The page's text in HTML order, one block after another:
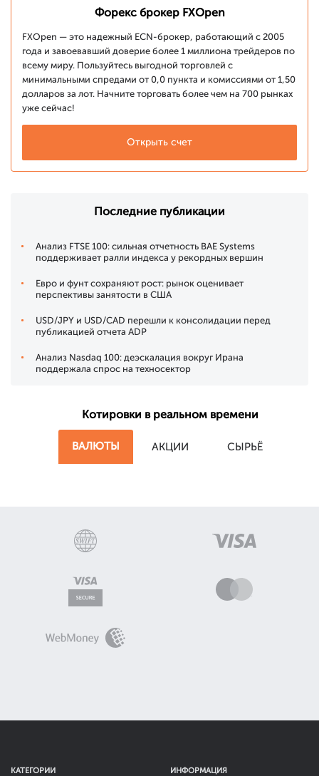
Форекс брокер FXOpen
FXOpen — это надежный ECN-брокер, работающий с 2005
года и завоевавший доверие более 1 миллиона трейдеров по
всему миру. Пользуйтесь выгодной торговлей с
минимальными спредами от 0,0 пункта и комиссиями от 1,50
долларов за лот. Начните торговать более чем на 700 рынках
уже сейчас!
Открыть счет
Последние публикации
Анализ FTSE 100: сильная отчетность BAE Systems
поддерживает ралли индекса у рекордных вершин
Евро и фунт сохраняют рост: рынок оценивает
перспективы занятости в США
USD/JPY и USD/CAD перешли к консолидации перед
публикацией отчета ADP
Анализ Nasdaq 100: деэскалация вокруг Ирана
поддержала спрос на техносектор
Котировки в реальном времени
ВАЛЮТЫ АКЦИИ СЫРЬЁ
КАТЕГОРИИ ИНФОРМАЦИЯ